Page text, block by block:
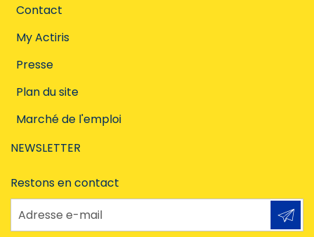
Contact
My Actiris
Presse
Plan du site
Marché de l'emploi
NEWSLETTER
Restons en contact
Adresse e-mail